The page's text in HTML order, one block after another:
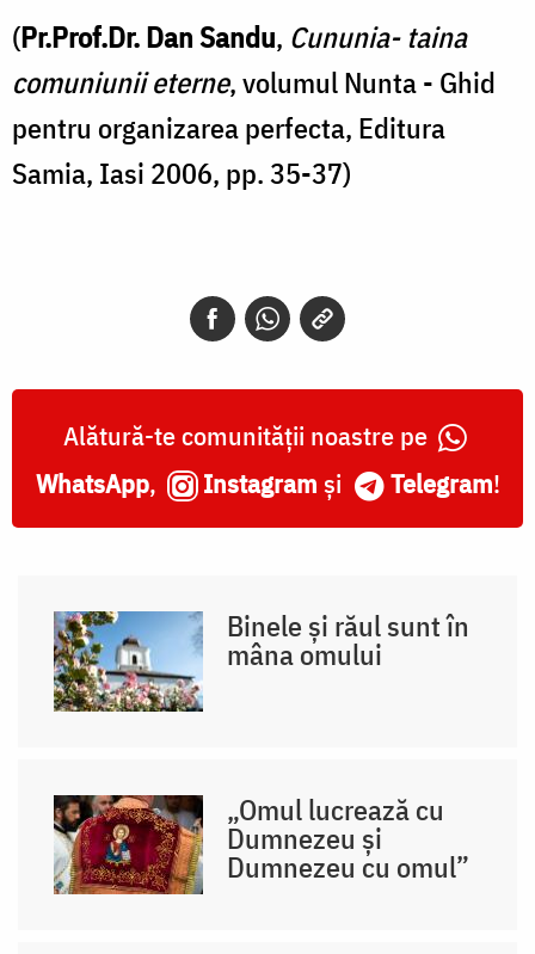
(Pr.Prof.Dr. Dan Sandu, Cununia- taina
comuniunii eterne, volumul Nunta - Ghid
pentru organizarea perfecta, Editura
Samia, Iasi 2006, pp. 35-37)
Alătură-te comunității noastre pe
WhatsApp, Instagram și Telegram!
Binele și răul sunt în
mâna omului
„Omul lucrează cu
Dumnezeu și
Dumnezeu cu omul”